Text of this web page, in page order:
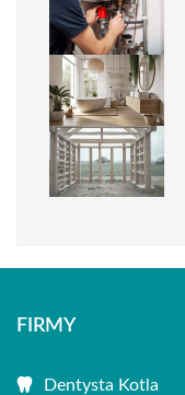
FIRMY
Dentysta Kotla